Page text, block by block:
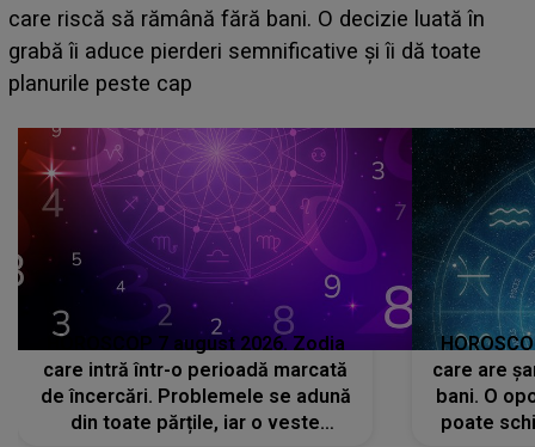
acum! În fața Alexandrei, concurentul din Casa Iubirii
face o MĂRTURISIRE NEAȘTEPTATĂ despre mama
sa: "I-am spus și ei în față, eu nu te iubesc pentru
HOROSCOP 7 august 2026. Zodia
care intră într-o perioadă marcată
de încercări. Problemele se adună
din toate părțile, iar o veste
care are
bani. O
poate